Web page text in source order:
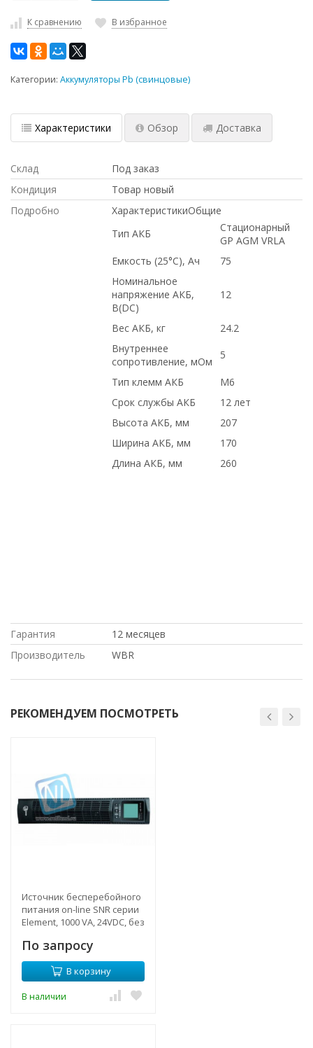
К сравнению В избранное
Категории: Аккумуляторы Pb (свинцовые)
Характеристики Обзор Доставка
Склад
Под заказ
Кондиция
Товар новый
Подробно
ХарактеристикиОбщие
Тип АКБ
Стационарный
GP AGM VRLA
Емкость (25°С), Ач
75
Номинальное
напряжение АКБ,
В(DC)
12
Вес АКБ, кг
24.2
Внутреннее
сопротивление, мОм
5
Тип клемм АКБ
M6
Срок службы АКБ
12 лет
Высота АКБ, мм
207
Ширина АКБ, мм
170
Длина АКБ, мм
260
Гарантия
12 месяцев
Производитель
WBR
РЕКОМЕНДУЕМ ПОСМОТРЕТЬ
Источник бесперебойного
питания on-line SNR серии
Element, 1000 VA, 24VDC, без
По запросу
В корзину
В наличии